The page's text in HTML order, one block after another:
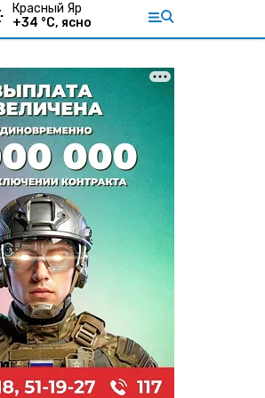
Красный Яр
+34 °С, ясно